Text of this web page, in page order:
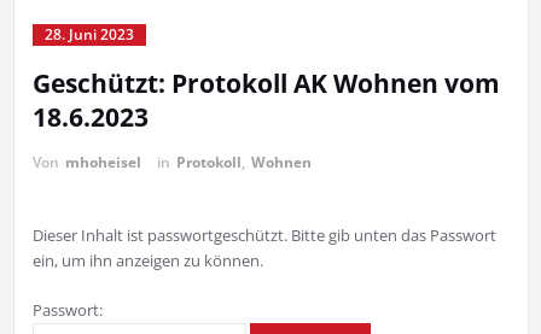
28. Juni 2023
Geschützt: Protokoll AK Wohnen vom
18.6.2023
Von mhoheisel in Protokoll, Wohnen
Dieser Inhalt ist passwortgeschützt. Bitte gib unten das Passwort
ein, um ihn anzeigen zu können.
Passwort: